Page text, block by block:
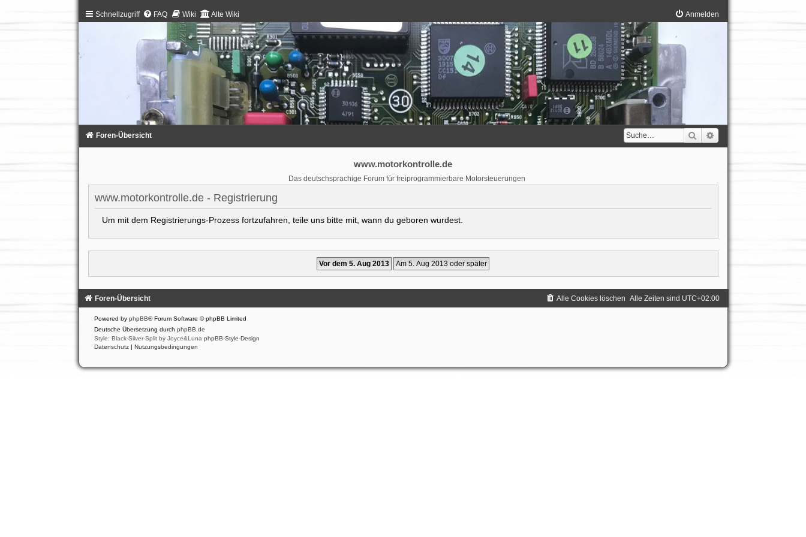
Schnellzugriff FAQ Wiki Alte Wiki Anmelden
Suche
Foren-Übersicht
www.motorkontrolle.de
Das deutschsprachige Forum für freiprogrammierbare Motorsteuerungen
www.motorkontrolle.de - Registrierung
Um mit dem Registrierungs-Prozess fortzufahren, teile uns bitte mit, wann du geboren wurdest.
Foren-Übersicht Alle Zeiten sind UTC+02:00
Alle Cookies löschen
Powered by phpBB® Forum Software © phpBB Limited
Deutsche Übersetzung durch phpBB.de
Style: Black-Silver-Split by Joyce&Luna phpBB-Style-Design
Datenschutz | Nutzungsbedingungen